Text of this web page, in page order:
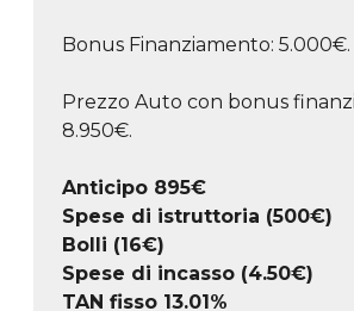
Bonus Finanziamento: 5.000€.
Prezzo Auto con bonus
8.950€.
Anticipo 895€
Spese di istruttoria (500€)
Bolli (16€)
Spese di incasso (4.50€)
TAN fisso 13.01%